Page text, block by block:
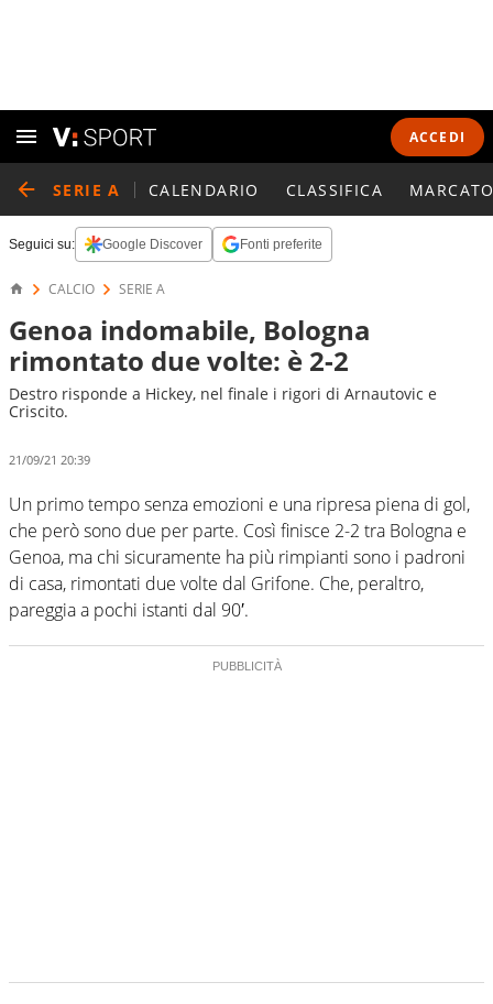
ACCEDI
SERIE A CALENDARIO CLASSIFICA
Seguici su: Google Discover Fonti preferite
CALCIO SERIE A
Genoa indomabile, Bologna
rimontato due volte: è 2-2
Destro risponde a Hickey, nel finale i rigori di Arnautovic e
Criscito.
21/09/21 20:39
Un primo tempo senza emozioni e una ripresa piena di gol,
che però sono due per parte. Così finisce 2-2 tra Bologna e
Genoa, ma chi sicuramente ha più rimpianti sono i padroni
di casa, rimontati due volte dal Grifone. Che, peraltro,
pareggia a pochi istanti dal 90′.